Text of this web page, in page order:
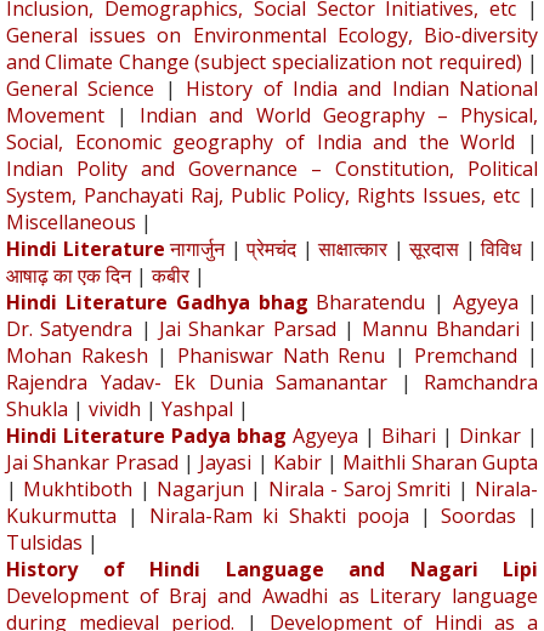
Inclusion, Demographics, Social Sector Initiatives, etc |
General issues on Environmental Ecology, Bio-diversity
and Climate Change (subject specialization not required) |
General Science | History of India and Indian National
Movement | Indian and World Geography – Physical,
Social, Economic geography of India and the World |
Indian Polity and Governance – Constitution, Political
System, Panchayati Raj, Public Policy, Rights Issues, etc |
Miscellaneous |
Hindi Literature नागार्जुन|प्रेमचंद|साक्षात्कार|सूरदास |विविध|
आषाढ़ का एक दिन|कबीर|
Hindi Literature Gadhya bhag Bharatendu |Agyeya |
Dr. Satyendra | Jai Shankar Parsad | Mannu Bhandari |
Mohan Rakesh | Phaniswar Nath Renu | Premchand |
Rajendra Yadav- Ek Dunia Samanantar | Ramchandra
Shukla | vividh | Yashpal |
Hindi Literature Padya bhag Agyeya | Bihari | Dinkar |
Jai Shankar Prasad | Jayasi | Kabir| Maithli Sharan Gupta
| Mukhtiboth | Nagarjun | Nirala - Saroj Smriti | Nirala-
Kukurmutta | Nirala-Ram ki Shakti pooja |Soordas |
Tulsidas |
History of Hindi Language and Nagari Lipi
Development of Braj and Awadhi as Literary language
during medieval period. | Development of Hindi as a